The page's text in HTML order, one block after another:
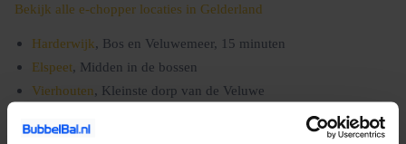
Bekijk alle e-chopper locaties in Gelderland
Harderwijk, Bos en Veluwemeer, 15 minuten
Elspeet, Midden in de bossen
Vierhouten, Kleinste dorp van de Veluwe
Ermelo, Bossen en Kasteel Staverden